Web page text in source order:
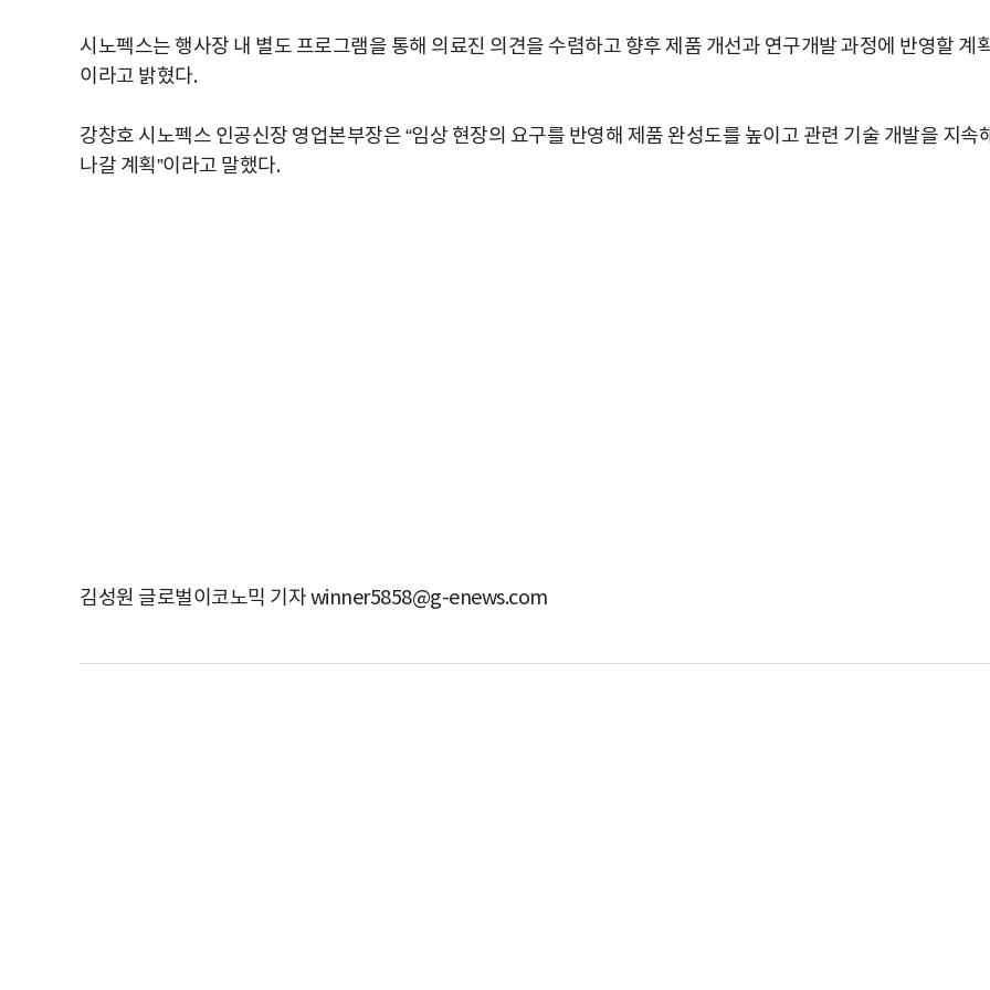
시노펙스는 행사장 내 별도 프로그램을 통해 의료진 의견을 수렴하고 향후 제품 개선과 연구개발 과정에 반영할 계
이라고 밝혔다.
강창호 시노펙스 인공신장 영업본부장은 “임상 현장의 요구를 반영해 제품 완성도를 높이고 관련 기술 개발을 지속
나갈 계획”이라고 말했다.
김성원 글로벌이코노믹 기자 winner5858@g-enews.com